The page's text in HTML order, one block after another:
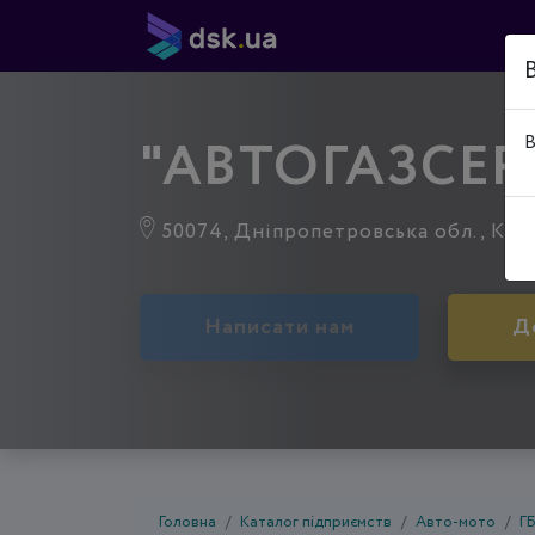
50074, Дніпропетровська обл.,
Написати нам
Головна Каталог підприємств Авто-мото